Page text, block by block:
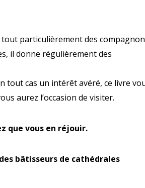
particulièrement des
il donne régulièrement des
tout cas un intérêt avéré, ce livre
aurez l’occasion de visiter.
que vous en réjouir.
bâtisseurs de cathédrales